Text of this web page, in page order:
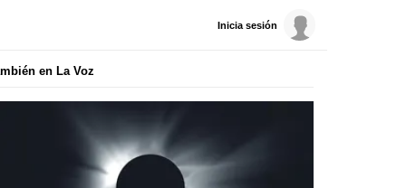
Inicia sesión
en La Voz